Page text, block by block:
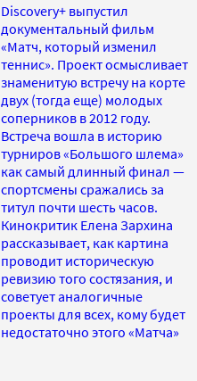
Discovery+ выпустил
документальный фильм
«Матч, который изменил
теннис». Проект осмысливает
знаменитую встречу на корте
двух (тогда еще) молодых
соперников в 2012 году.
Встреча вошла в историю
турниров «Большого шлема»
как самый длинный финал —
спортсмены сражались за
титул почти шесть часов.
Кинокритик Елена Зархина
рассказывает, как картина
проводит историческую
ревизию того состязания, и
советует аналогичные
проекты для всех, кому будет
недостаточно этого «Матча»